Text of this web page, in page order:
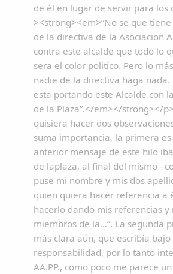
de él en lugar de servir para los
><strong><em>“No se que
de la directiva de la Asociacion
contra este alcalde que todo lo
sera el color politico. Pero lo
nadie de la directiva haga
esta portando este Alcalde con
de la Plaza”.</em></strong></
quisiera hacer dos
suma importancia, la primera
anterior mensaje de este hilo
de laplaza, al final del mismo
puse mi nombre y mis dos
quien quiera hacer referencia a
hacerlo dando mis referencias y
miembros de la…”. La segunda
más clara aún, que escribía
responsabilidad, por lo tanto
AA.PP., como poco me parece